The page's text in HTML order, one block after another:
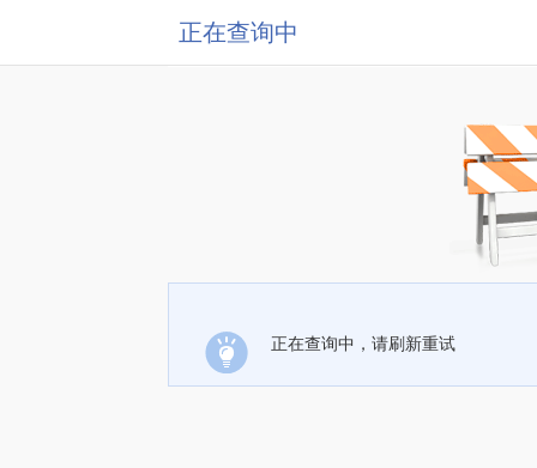
正在查询中
正在查询中，请刷新重试